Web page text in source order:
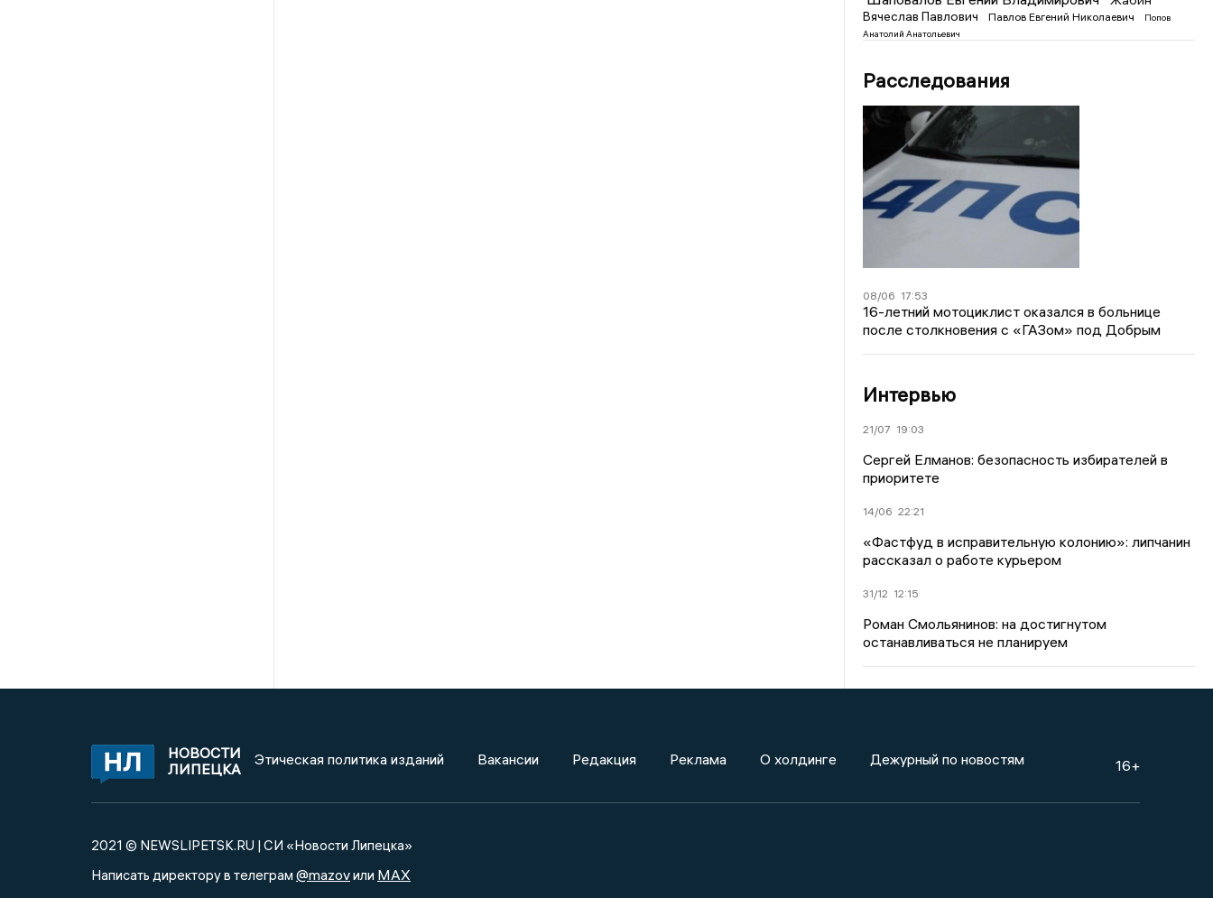
Вячеслав Павлович
Павлов Евгений Николаевич
Попов
Анатолий Анатольевич
Расследования
08/06 17:53
16-летний мотоциклист оказался в больнице
после столкновения с «ГАЗом» под Добрым
Интервью
21/07 19:03
Сергей Елманов: безопасность избирателей в
приоритете
14/06 22:21
«Фастфуд в исправительную колонию»: липчанин
рассказал о работе курьером
31/12 12:15
Роман Смольянинов: на достигнутом
останавливаться не планируем
НОВОСТИ
ЛИПЕЦКА
Этическая политика изданий Вакансии Редакция Реклама О холдинге Дежурный по новостям 16+
2021 © NEWSLIPETSK.RU | СИ «Новости Липецка»
Написать директору в телеграм @mazovили MAX